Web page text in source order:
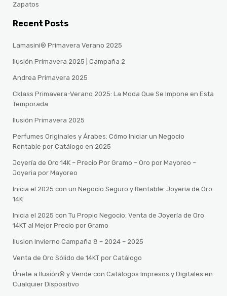
Zapatos
Recent Posts
Lamasini® Primavera Verano 2025
Ilusión Primavera 2025 | Campaña 2
Andrea Primavera 2025
Cklass Primavera-Verano 2025: La Moda Que Se Impone en Esta
Temporada
Ilusión Primavera 2025
Perfumes Originales y Árabes: Cómo Iniciar un Negocio
Rentable por Catálogo en 2025
Joyería de Oro 14K – Precio Por Gramo – Oro por Mayoreo –
Joyeria por Mayoreo
Inicia el 2025 con un Negocio Seguro y Rentable: Joyería de Oro
14K
Inicia el 2025 con Tu Propio Negocio: Venta de Joyería de Oro
14KT al Mejor Precio por Gramo
Ilusion Invierno Campaña 8 – 2024 – 2025
Venta de Oro Sólido de 14KT por Catálogo
Únete a Ilusión® y Vende con Catálogos Impresos y Digitales en
Cualquier Dispositivo